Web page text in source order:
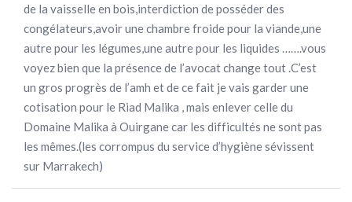
de la vaisselle en bois,interdiction de posséder des
congélateurs,avoir une chambre froide pour la viande,une
autre pour les légumes,une autre pour les liquides …….vous
voyez bien que la présence de l’avocat change tout .C’est
un gros progrès de l’amh et de ce fait je vais garder une
cotisation pour le Riad Malika , mais enlever celle du
Domaine Malika à Ouirgane car les difficultés ne sont pas
les mêmes.(les corrompus du service d’hygiène sévissent
sur Marrakech)